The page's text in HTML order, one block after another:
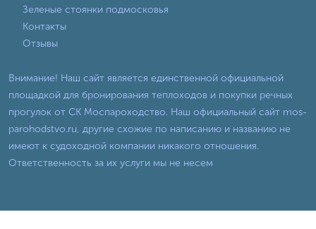
Зеленые стоянки подмосковья
Контакты
Отзывы
Внимание! Наш сайт является единственной официальной
площадкой для бронирования теплоходов и покупки речных
прогулок от СК Моспароходство. Наш официальный сайт mos-
parohodstvo.ru, другие схожие по написанию и названию не
имеют к судоходной компании никакого отношения.
Ответственность за их услуги мы не несем